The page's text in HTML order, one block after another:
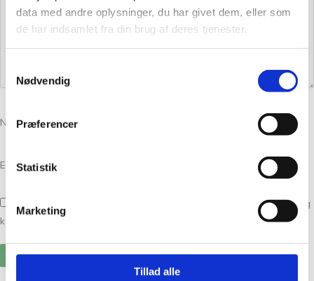
data med andre oplysninger, du har givet dem, eller som
de har indsamlet fra din brug af deres tjenester.
Nødvendig
Præferencer
Statistik
Marketing
Tillad alle
Navn*
E-mail*
Gem mit navn, mail og websted i denne browser til næste gang jeg
kommenterer.